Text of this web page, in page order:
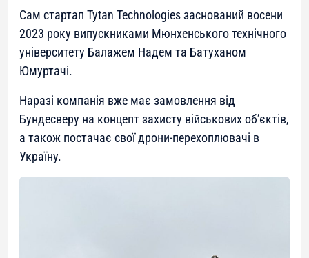
Сам стартап Tytan Technologies заснований восени
2023 року випускниками Мюнхенського технічного
університету Балажем Надем та Батуханом
Юмуртачі.
Наразі компанія вже має замовлення від
Бундесверу на концепт захисту військових об’єктів,
а також постачає свої дрони-перехоплювачі в
Україну.